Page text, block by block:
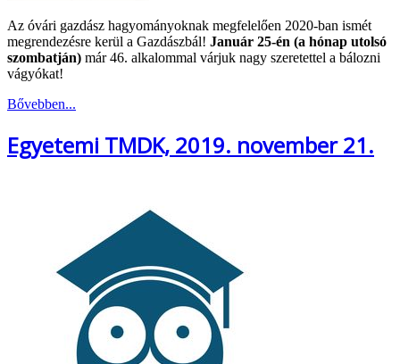
Az óvári gazdász hagyományoknak megfelelően 2020-ban ismét
megrendezésre kerül a Gazdászbál! Január 25-én (a hónap utolsó
szombatján) már 46. alkalommal várjuk nagy szeretettel a bálozni
vágyókat!
Bővebben...
Egyetemi TMDK, 2019. november 21.